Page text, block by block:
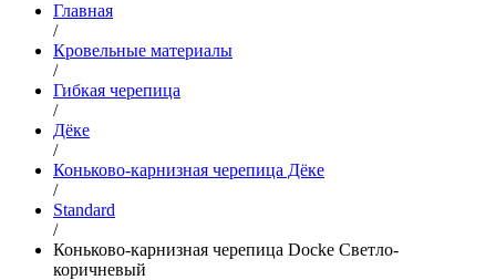
Главная
/
Кровельные материалы
/
Гибкая черепица
/
Дёке
/
Коньково-карнизная черепица Дёке
/
Standard
/
Коньково-карнизная черепица Docke Светло-
коричневый